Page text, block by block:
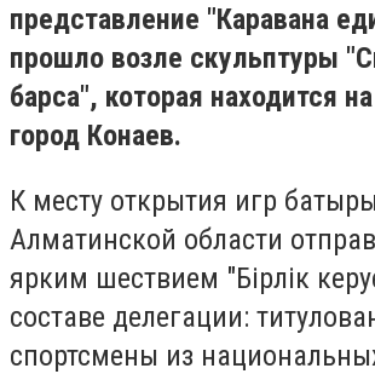
представление "Каравана
прошло возле скульптуры
барса", которая находится
город Конаев.
К месту открытия игр
Алматинской области
ярким шествием "Бірлік
составе делегации:
спортсмены из